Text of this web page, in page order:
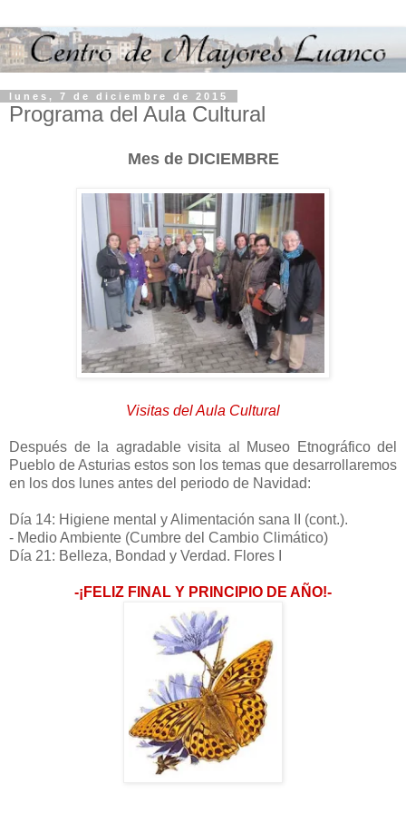
lunes, 7 de diciembre de 2015
Programa del Aula Cultural
Mes de DICIEMBRE
Visitas del Aula Cultural
Después de la agradable visita al Museo Etnográfico del
Pueblo de Asturias estos son los temas que desarrollaremos
en los dos lunes antes del periodo de Navidad:
Día 14: Higiene mental y Alimentación sana II (cont.).
- Medio Ambiente (Cumbre del Cambio Climático)
Día 21: Belleza, Bondad y Verdad. Flores I
-¡FELIZ FINAL Y PRINCIPIO DE AÑO!-